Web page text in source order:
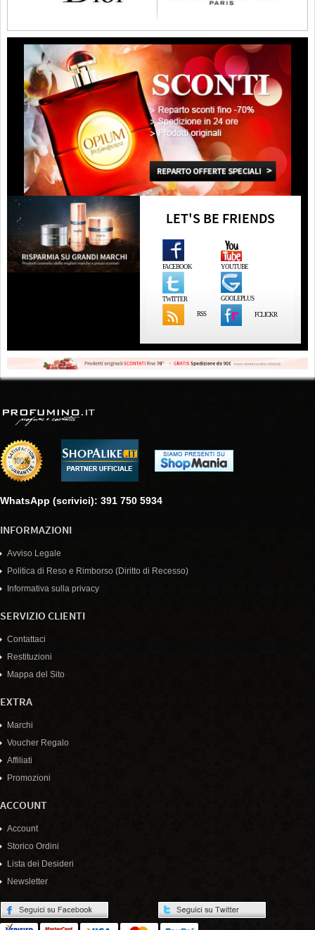
LET'S BE FRIENDS
FACEBOOK YOUTUBE
TWITTER GOOLEPLUS
RSS FCLICKR
WhatsApp (scrivici): 391 750 5934
INFORMAZIONI
Avviso Legale
Politica di Reso e Rimborso (Diritto di Recesso)
Informativa sulla privacy
SERVIZIO CLIENTI
Contattaci
Restituzioni
Mappa del Sito
EXTRA
Marchi
Voucher Regalo
Affiliati
Promozioni
ACCOUNT
Account
Storico Ordini
Lista dei Desideri
Newsletter